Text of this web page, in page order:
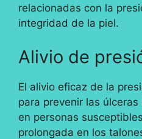
relacionadas con la
integridad de la piel.
Alivio de
El alivio eficaz de la
para prevenir las
en personas
prolongada en los